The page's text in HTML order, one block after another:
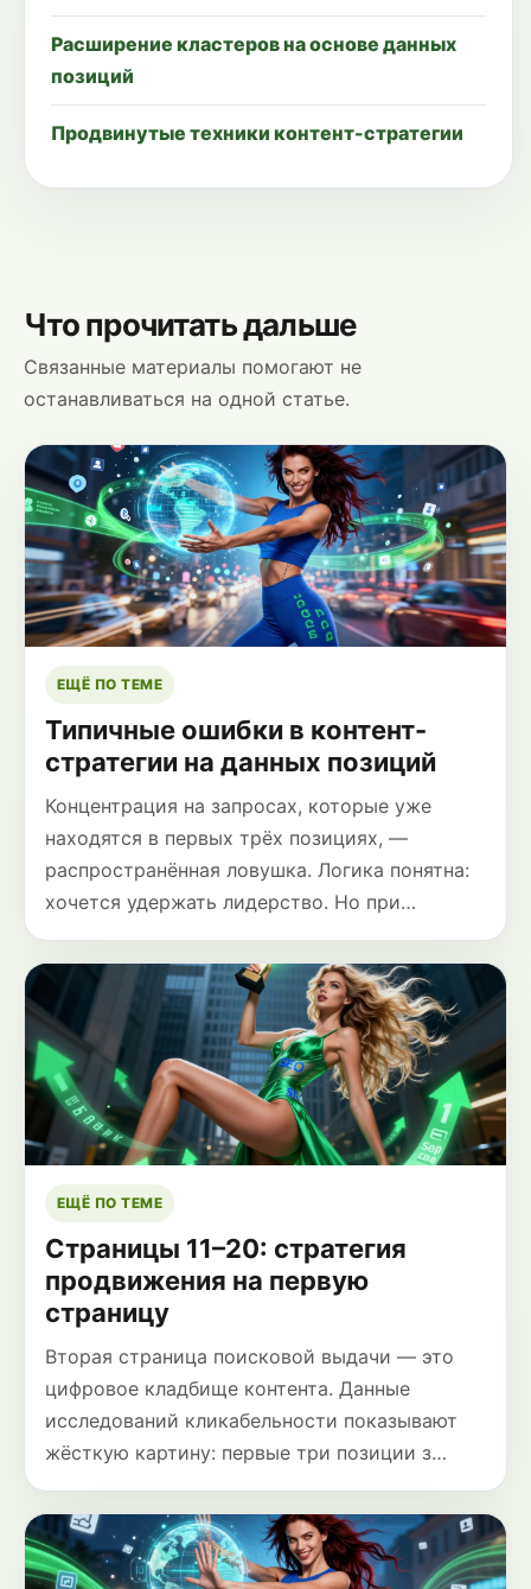
Расширение кластеров на основе данных
позиций
Продвинутые техники контент-стратегии
Что прочитать дальше
Связанные материалы помогают не
останавливаться на одной статье.
ЕЩЁ ПО ТЕМЕ
Типичные ошибки в контент-
стратегии на данных позиций
Концентрация на запросах, которые уже
находятся в первых трёх позициях, —
распространённая ловушка. Логика понятна:
хочется удержать лидерство. Но при…
ЕЩЁ ПО ТЕМЕ
Страницы 11–20: стратегия
продвижения на первую
страницу
Вторая страница поисковой выдачи — это
цифровое кладбище контента. Данные
исследований кликабельности показывают
жёсткую картину: первые три позиции з…